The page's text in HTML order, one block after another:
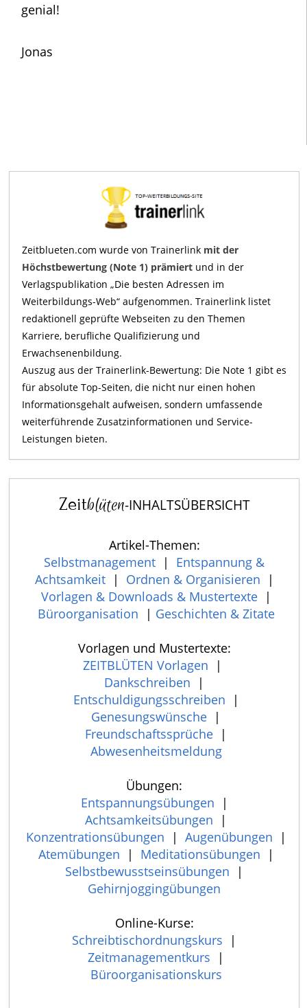
genial!
Jonas
Zeitblueten.com wurde von Trainerlink mit der
Höchstbewertung (Note 1) prämiert und in der
Verlagspublikation „Die besten Adressen im
Weiterbildungs-Web“ aufgenommen. Trainerlink listet
redaktionell geprüfte Webseiten zu den Themen
Karriere, berufliche Qualifizierung und
Erwachsenenbildung.
Auszug aus der Trainerlink-Bewertung: Die Note 1 gibt es
für absolute Top-Seiten, die nicht nur einen hohen
Informationsgehalt aufweisen, sondern umfassende
weiterführende Zusatzinformationen und Service-
Leistungen bieten.
Zeitblüten-INHALTSÜBERSICHT
Artikel-Themen:
Selbstmanagement | Entspannung &
Achtsamkeit| Ordnen & Organisieren |
Vorlagen & Downloads & Mustertexte|
Büroorganisation | Geschichten & Zitate
Vorlagen und Mustertexte:
ZEITBLÜTEN Vorlagen |
Dankschreiben |
Entschuldigungsschreiben |
Genesungswünsche |
Freundschaftssprüche |
Abwesenheitsmeldung
Übungen:
Entspannungsübungen |
Achtsamkeitsübungen |
Konzentrationsübungen | Augenübungen |
Atemübungen | Meditationsübungen |
Selbstbewusstseinsübungen |
Gehirnjoggingübungen
Online-Kurse:
Schreibtischordnungskurs |
Zeitmanagementkurs |
Büroorganisationskurs